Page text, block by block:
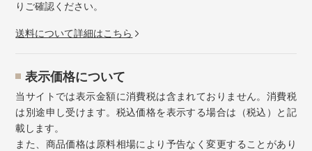
りご確認ください。
送料について詳細はこちら
表示価格について
当サイトでは表示金額に消費税は含まれておりません。消費税
は別途申し受けます。税込価格を表示する場合は（税込）と記
載します。
また、商品価格は原料相場により予告なく変更することがあり